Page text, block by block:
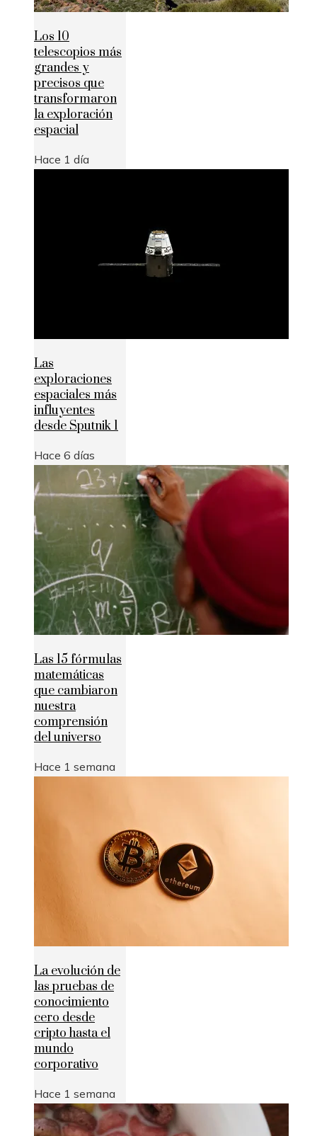
Los 10
telescopios más
grandes y
precisos que
transformaron
la exploración
espacial
Hace 1 día
Las
exploraciones
espaciales más
influyentes
desde Sputnik 1
Hace 6 días
Las 15 fórmulas
matemáticas
que cambiaron
nuestra
comprensión
del universo
Hace 1 semana
La evolución de
las pruebas de
conocimiento
cero desde
cripto hasta el
mundo
corporativo
Hace 1 semana